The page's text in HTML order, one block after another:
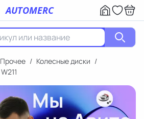
AUTOMERC
Прочее / Колесные диски /
W211